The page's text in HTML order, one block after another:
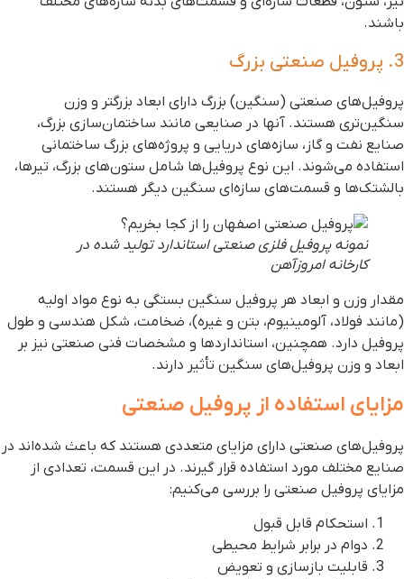
بزرگ
صنعتی (سنگین) بزرگ دارای ابعاد بزرگتر و وزن
هستند. آنها در صنایعی مانند ساختمان‌سازی بزرگ،
نفت و گاز، سازه‌های دریایی و پروژه‌های بزرگ ساختمانی
می‌شوند. این نوع پروفیل‌ها شامل ستون‌های بزرگ، تیرها،
و قسمت‌های سازه‌ای سنگین دیگر هستند.
نمونه پروفیل فلزی صنعتی استاندارد تولید شده در
کارخانه امروزآهن
وزن و ابعاد هر پروفیل سنگین بستگی به نوع مواد اولیه
فولاد، آلومینیوم، بتن و غیره)، ضخامت، شکل هندسی و طول
دارد. همچنین، استانداردها و مشخصات فنی صنعتی نیز بر
و وزن پروفیل‌های سنگین تأثیر دارند.
استفاده از پروفیل صنعتی
صنعتی دارای مزایای متعددی هستند که باعث شده‌اند در
مختلف مورد استفاده قرار گیرند. در این قسمت، تعدادی از
پروفیل صنعتی را بررسی می‌کنیم:
استحکام قابل قبول
دوام در برابر شرایط محیطی
قابلیت بازسازی و تعویض